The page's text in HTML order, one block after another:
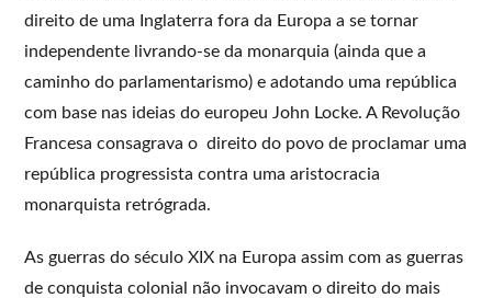
direito de uma Inglaterra fora da Europa a se tornar
independente livrando-se da monarquia (ainda que a
caminho do parlamentarismo) e adotando uma república
com base nas ideias do europeu John Locke. A Revolução
Francesa consagrava o direito do povo de proclamar uma
república progressista contra uma aristocracia
monarquista retrógrada.
As guerras do século XIX na Europa assim com as guerras
de conquista colonial não invocavam o direito do mais